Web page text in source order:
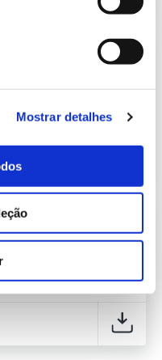
Mostrar detalhes
semana 6 de 2024
semanal, com
do Sistema
5 de 2024
semanal, com